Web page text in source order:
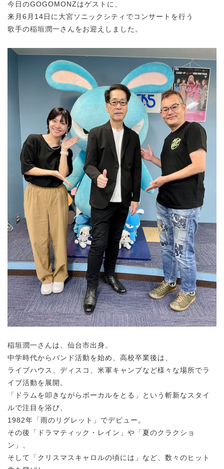
今日のGOGOMONZはゲストに、
来月6月14日に大宮ソニックシティでコンサートを行う
歌手の稲垣潤一さんをお迎えしました。
稲垣潤一さんは、仙台市出身。
中学時代からバンド活動を始め、高校卒業後は、
ライブハウス、ディスコ、米軍キャンプなど様々な場所でラ
イブ活動を展開。
「ドラムを叩きながらボーカルをとる」という斬新なスタイ
ルで注目を浴び、
1982年「雨のリグレット」でデビュー。
その後「ドラマティック・レイン」や「夏のクラクショ
ン」、
そして「クリスマスキャロルの頃には」など、数々のヒット